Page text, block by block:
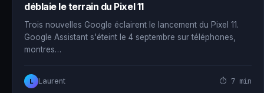
déblaie le terrain du Pixel 11
Trois nouvelles Google éclairent le lancement du Pixel 11.
Google Assistant s'éteint le 4 septembre sur téléphones,
montres…
L Laurent ⏱ 7 min